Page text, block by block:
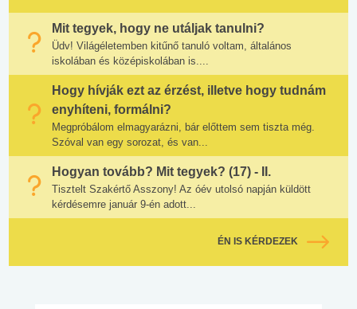
Mit tegyek, hogy ne utáljak tanulni?
Üdv! Világéletemben kitűnő tanuló voltam, általános
iskolában és középiskolában is....
Hogy hívják ezt az érzést, illetve hogy tudnám
enyhíteni, formálni?
Megpróbálom elmagyarázni, bár előttem sem tiszta még.
Szóval van egy sorozat, és van...
Hogyan tovább? Mit tegyek? (17) - II.
Tisztelt Szakértő Asszony! Az óév utolsó napján küldött
kérdésemre január 9-én adott...
ÉN IS KÉRDEZEK